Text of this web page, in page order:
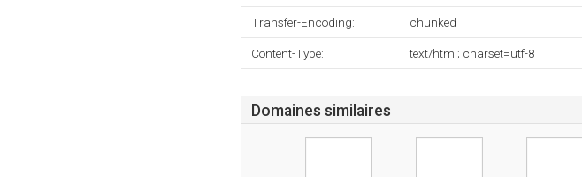
Transfer-Encoding: chunked
Content-Type: text/html; charset=utf-8
Domaines similaires